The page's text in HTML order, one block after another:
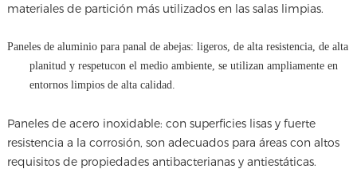
materiales de partición más utilizados en las salas limpias.
Paneles de aluminio para panal de abejas: ligeros, de alta resistencia, de alta
planitud y respetucon el medio ambiente, se utilizan ampliamente en
entornos limpios de alta calidad.
Paneles de acero inoxidable: con superficies lisas y fuerte
resistencia a la corrosión, son adecuados para áreas con altos
requisitos de propiedades antibacterianas y antiestáticas.